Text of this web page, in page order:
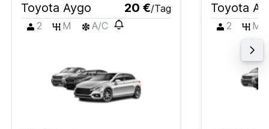
Toyota Aygo 20 €/Tag
2
M A/C
Toyota
2 M